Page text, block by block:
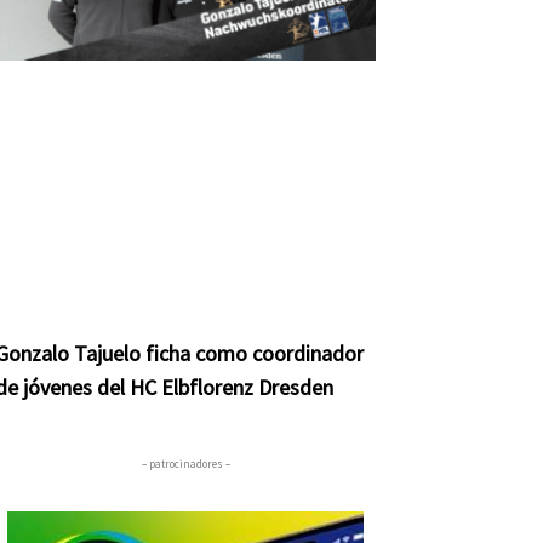
Tajuelo ficha como coordinador
jóvenes del HC Elbflorenz Dresden
– patrocinadores –